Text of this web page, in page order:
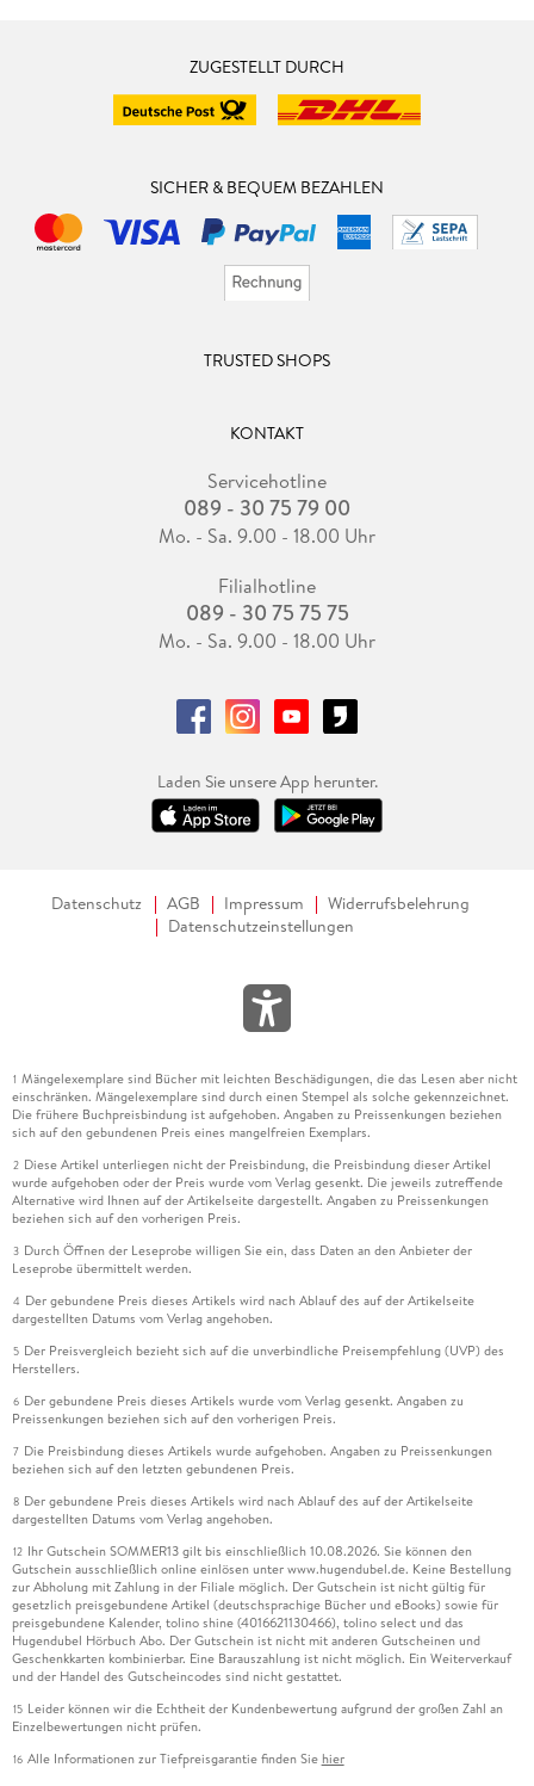
ZUGESTELLT DURCH
SICHER & BEQUEM BEZAHLEN
TRUSTED SHOPS
KONTAKT
Servicehotline
089 - 30 75 79 00
Mo. - Sa. 9.00 - 18.00 Uhr
Filialhotline
089 - 30 75 75 75
Mo. - Sa. 9.00 - 18.00 Uhr
Laden Sie unsere App herunter.
Datenschutz AGB Impressum
Widerrufsbelehrung
Datenschutzeinstellungen
1 Mängelexemplare sind Bücher mit leichten Beschädigungen, die das Lesen aber nicht
einschränken. Mängelexemplare sind durch einen Stempel als solche gekennzeichnet.
Die frühere Buchpreisbindung ist aufgehoben. Angaben zu Preissenkungen beziehen
sich auf den gebundenen Preis eines mangelfreien Exemplars.
2 Diese Artikel unterliegen nicht der Preisbindung, die Preisbindung dieser Artikel
wurde aufgehoben oder der Preis wurde vom Verlag gesenkt. Die jeweils zutreffende
Alternative wird Ihnen auf der Artikelseite dargestellt. Angaben zu Preissenkungen
beziehen sich auf den vorherigen Preis.
3 Durch Öffnen der Leseprobe willigen Sie ein, dass Daten an den Anbieter der
Leseprobe übermittelt werden.
4 Der gebundene Preis dieses Artikels wird nach Ablauf des auf der Artikelseite
dargestellten Datums vom Verlag angehoben.
5 Der Preisvergleich bezieht sich auf die unverbindliche Preisempfehlung (UVP) des
Herstellers.
6 Der gebundene Preis dieses Artikels wurde vom Verlag gesenkt. Angaben zu
Preissenkungen beziehen sich auf den vorherigen Preis.
7 Die Preisbindung dieses Artikels wurde aufgehoben. Angaben zu Preissenkungen
beziehen sich auf den letzten gebundenen Preis.
8 Der gebundene Preis dieses Artikels wird nach Ablauf des auf der Artikelseite
dargestellten Datums vom Verlag angehoben.
12 Ihr Gutschein SOMMER13 gilt bis einschließlich 10.08.2026. Sie können den
Gutschein ausschließlich online einlösen unter www.hugendubel.de. Keine Bestellung
zur Abholung mit Zahlung in der Filiale möglich. Der Gutschein ist nicht gültig für
gesetzlich preisgebundene Artikel (deutschsprachige Bücher und eBooks) sowie für
preisgebundene Kalender, tolino shine (4016621130466), tolino select und das
Hugendubel Hörbuch Abo. Der Gutschein ist nicht mit anderen Gutscheinen und
Geschenkkarten kombinierbar. Eine Barauszahlung ist nicht möglich. Ein Weiterverkauf
und der Handel des Gutscheincodes sind nicht gestattet.
15 Leider können wir die Echtheit der Kundenbewertung aufgrund der großen Zahl an
Einzelbewertungen nicht prüfen.
16 Alle Informationen zur Tiefpreisgarantie finden Sie hier